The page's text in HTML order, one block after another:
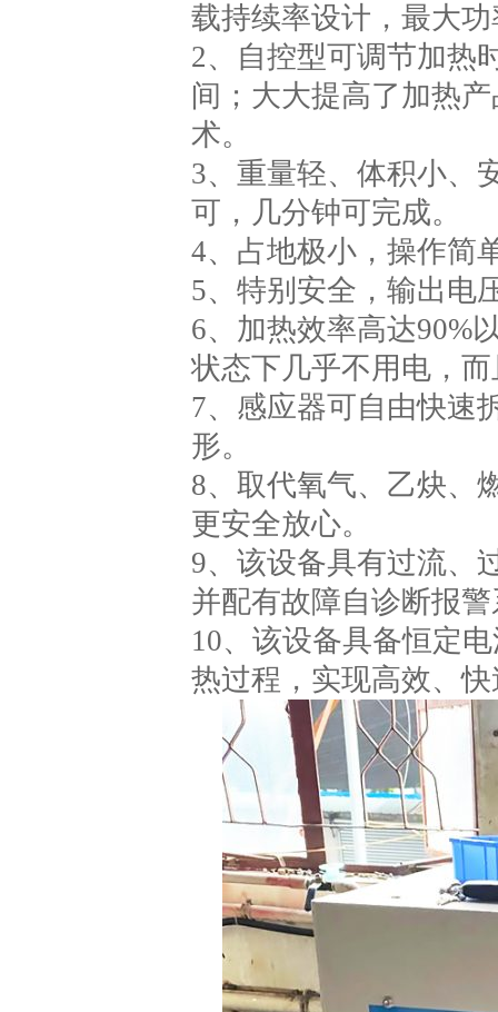
载持续率设计，最大
2、自控型可调节加热
间；大大提高了加热
术。
3、重量轻、体积小、
可，几分钟可完成。
4、占地极小，操作简
5、特别安全，输出电
6、加热效率高达90%
状态下几乎不用电，
7、感应器可自由快速
形。
8、取代氧气、乙炔、
更安全放心。
9、该设备具有过流、
并配有故障自诊断报
10、该设备具备恒定
热过程，实现高效、